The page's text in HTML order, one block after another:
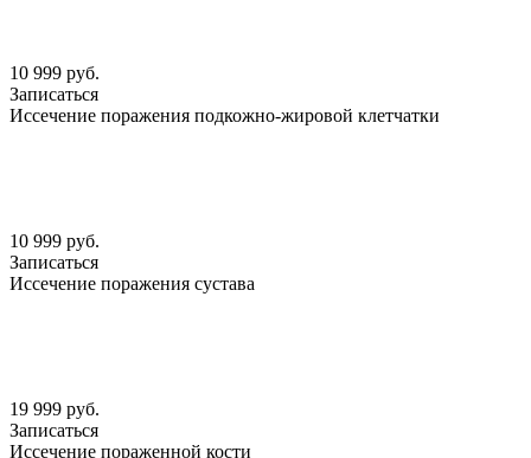
10 999 руб.
Записаться
Иссечение поражения подкожно-жировой клетчатки
10 999 руб.
Записаться
Иссечение поражения сустава
19 999 руб.
Записаться
Иссечение пораженной кости